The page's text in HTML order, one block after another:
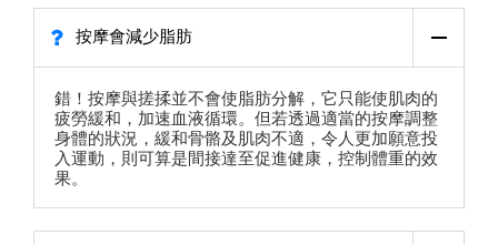
按摩會減少脂肪
錯！按摩與搓揉並不會使脂肪分解，它只能使肌肉的
疲勞緩和，加速血液循環。但若透過適當的按摩調整
身體的狀況，緩和骨骼及肌肉不適，令人更加願意投
入運動，則可算是間接達至促進健康，控制體重的效
果。